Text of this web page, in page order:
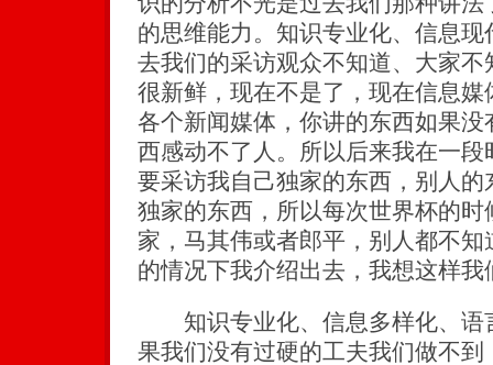
的思维能力。知识专业化、信息
去我们的采访观众不知道、大家
很新鲜，现在不是了，现在信息
各个新闻媒体，你讲的东西如果
西感动不了人。所以后来我在一
要采访我自己独家的东西，别人
独家的东西，所以每次世界杯的
家，马其伟或者郎平，别人都不
的情况下我介绍出去，我想这样
知识专业化、信息多样化、语
果我们没有过硬的工夫我们做不